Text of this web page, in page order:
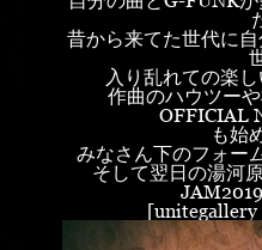
昔から来てた世代に
入り乱れての楽
作曲のハウツー
OFFICIAL
も始
みなさん下のフォー
そして翌日の湯河
[unitegallery